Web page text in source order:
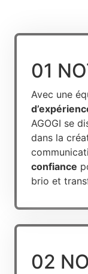
01
Avec une
AGOGI se
dans la
confiance
brio et
02